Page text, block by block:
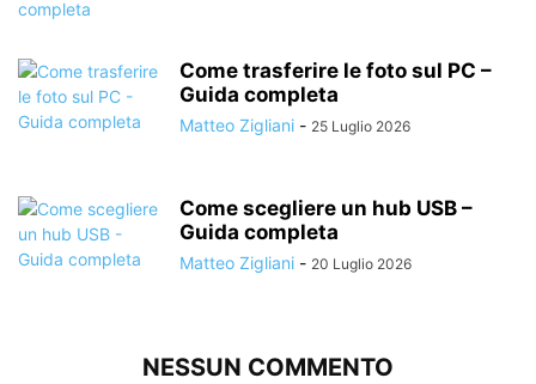
Come trasferire le foto sul PC –
Guida completa
Matteo Zigliani - 25 Luglio 2026
Come scegliere un hub USB –
Guida completa
Matteo Zigliani - 20 Luglio 2026
NESSUN COMMENTO